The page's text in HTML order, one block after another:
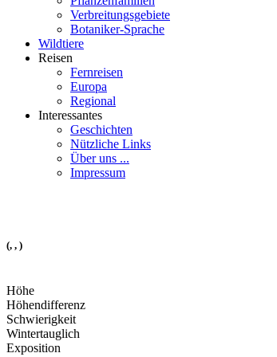
Verbreitungsgebiete
Botaniker-Sprache
Wildtiere
Reisen
Fernreisen
Europa
Regional
Interessantes
Geschichten
Nützliche Links
Über uns ...
Impressum
(, , )
Höhe
Höhendifferenz
Schwierigkeit
Wintertauglich
Exposition